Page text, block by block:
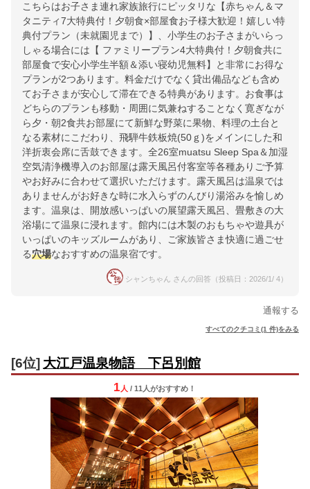
こちらはお子さま連れ家族旅行にピッタリな【赤ちゃん＆マ
タニティ7大特典付！夕朝食×部屋食お子様大歓迎！嬉しい特
典付プラン（未就園児まで）】、小学生のお子さまがいらっ
しゃる場合には【 ファミリープラン4大特典付！夕朝食共に
部屋食で安心小学生半額＆添い寝幼児無料】と非常にお得な
プランが2つあります。料金だけでなく貸出備品なども含め
てお子さまが安心して滞在できる特典があります。お食事は
どちらのプランも移動・周囲に気兼ねすることなく寛ぎなが
ら夕・朝2食共お部屋にて新鮮な野菜に果物、料理の土台と
なる素材にこだわり、飛騨牛鉄板焼(50ｇ)をメインにした和
洋折衷会席に舌鼓できます。全26室muatsu Sleep Spa＆加湿
空気清浄機導入のお部屋は露天風呂付客室等各種ありご予算
やお好みに合わせて選択いただけます。露天風呂は温泉では
ありませんがお好きな時に水入らずのんびり湯浴みを愉しめ
ます。温泉は、開放感いっぱいの展望露天風呂、畳敷きの大
浴場にて温泉に浸れます。館内には木製のおもちゃや遊具が
いっぱいのキッズルームがあり、ご家族皆さま快適に過ごせ
る穴場なおすすめの温泉宿です。
シャンちゃん さんの回答（投稿日：2026/1/ 4）
通報する
すべてのクチコミ(1 件)をみる
[6位] 大江戸温泉物語 下呂別館
1 人 / 11人がおすすめ！